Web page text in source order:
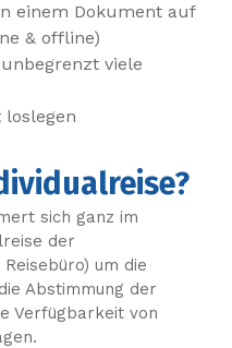
einem Dokument auf
& offline)
viele
loslegen
sich ganz im
der
um die
Abstimmung der
Verfügbarkeit von